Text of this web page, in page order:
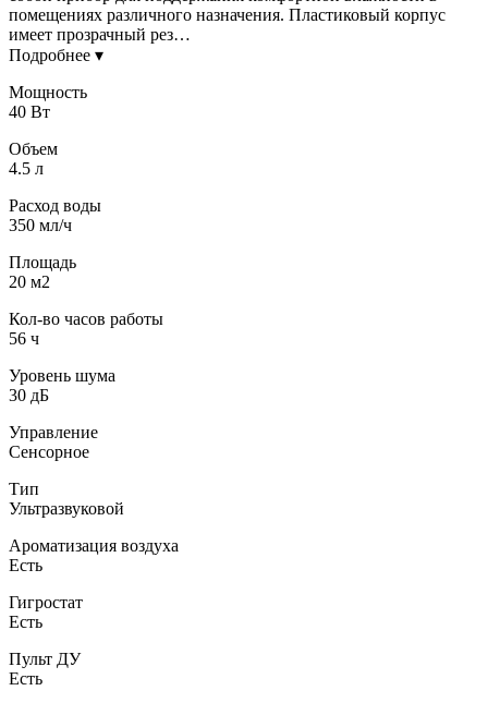
помещениях различного назначения. Пластиковый корпус
имеет прозрачный рез…
Подробнее ▾
Мощность
40 Вт
Объем
4.5 л
Расход воды
350 мл/ч
Площадь
20 м2
Кол-во часов работы
56 ч
Уровень шума
30 дБ
Управление
Сенсорное
Тип
Ультразвуковой
Ароматизация воздуха
Есть
Гигростат
Есть
Пульт ДУ
Есть